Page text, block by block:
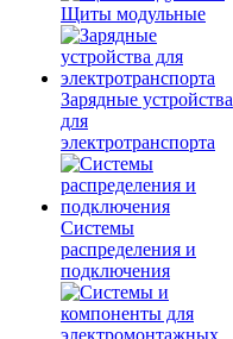
Щиты модульные
Зарядные устройства
для
электротранспорта
Системы
распределения и
подключения